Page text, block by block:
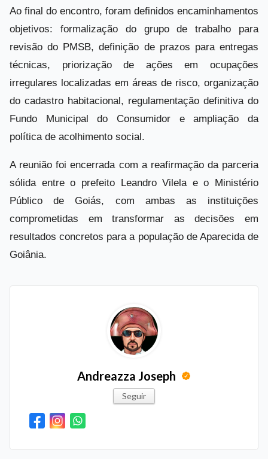
Ao final do encontro, foram definidos encaminhamentos
objetivos: formalização do grupo de trabalho para
revisão do PMSB, definição de prazos para entregas
técnicas, priorização de ações em ocupações
irregulares localizadas em áreas de risco, organização
do cadastro habitacional, regulamentação definitiva do
Fundo Municipal do Consumidor e ampliação da
política de acolhimento social.
A reunião foi encerrada com a reafirmação da parceria
sólida entre o prefeito Leandro Vilela e o Ministério
Público de Goiás, com ambas as instituições
comprometidas em transformar as decisões em
resultados concretos para a população de Aparecida de
Goiânia.
Andreazza Joseph
Seguir